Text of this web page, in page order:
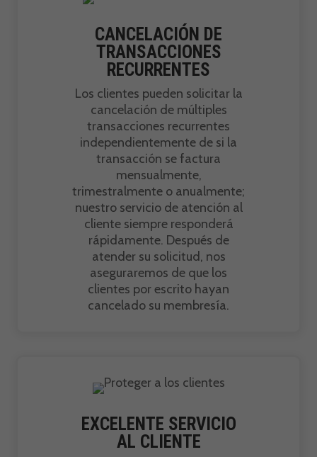
CANCELACIÓN DE
TRANSACCIONES
RECURRENTES
Los clientes pueden solicitar la
cancelación de múltiples
transacciones recurrentes
independientemente de si la
transacción se factura
mensualmente,
trimestralmente o anualmente;
nuestro servicio de atención al
cliente siempre responderá
rápidamente. Después de
atender su solicitud, nos
aseguraremos de que los
clientes por escrito hayan
cancelado su membresía.
EXCELENTE SERVICIO
AL CLIENTE